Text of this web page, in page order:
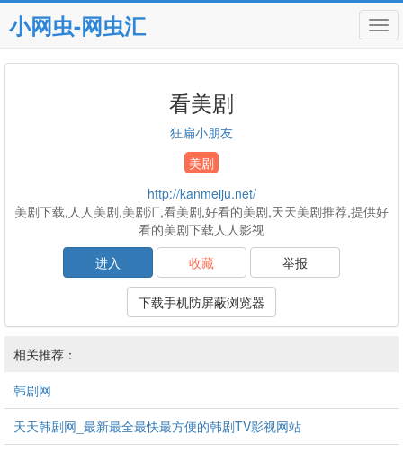
小网虫-网虫汇
看美剧
狂扁小朋友
美剧
http://kanmeiju.net/
美剧下载,人人美剧,美剧汇,看美剧,好看的美剧,天天美剧推荐,提供好
看的美剧下载人人影视
进入
收藏 举报
下载手机防屏蔽浏览器
相关推荐：
韩剧网
天天韩剧网_最新最全最快最方便的韩剧TV影视网站